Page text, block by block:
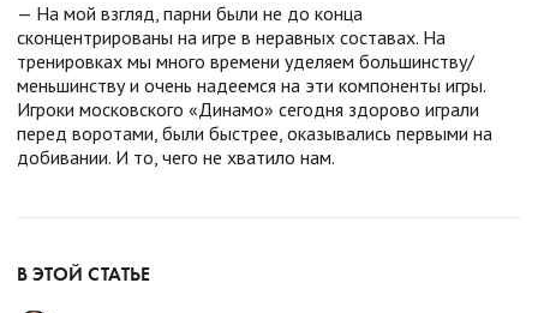
— На мой взгляд, парни были не до конца
сконцентрированы на игре в неравных составах. На
тренировках мы много времени уделяем большинству/
меньшинству и очень надеемся на эти компоненты игры.
Игроки московского «Динамо» сегодня здорово играли
перед воротами, были быстрее, оказывались первыми на
добивании. И то, чего не хватило нам.
В ЭТОЙ СТАТЬЕ